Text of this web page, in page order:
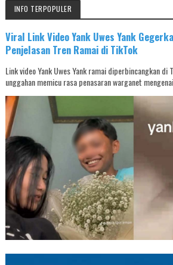
INFO TERPOPULER
Viral Link Video Yank Uwes Yank
Penjelasan Tren Ramai di TikTok
Link video Yank Uwes Yank ramai diperbincangkan di
unggahan memicu rasa penasaran warganet mengenai